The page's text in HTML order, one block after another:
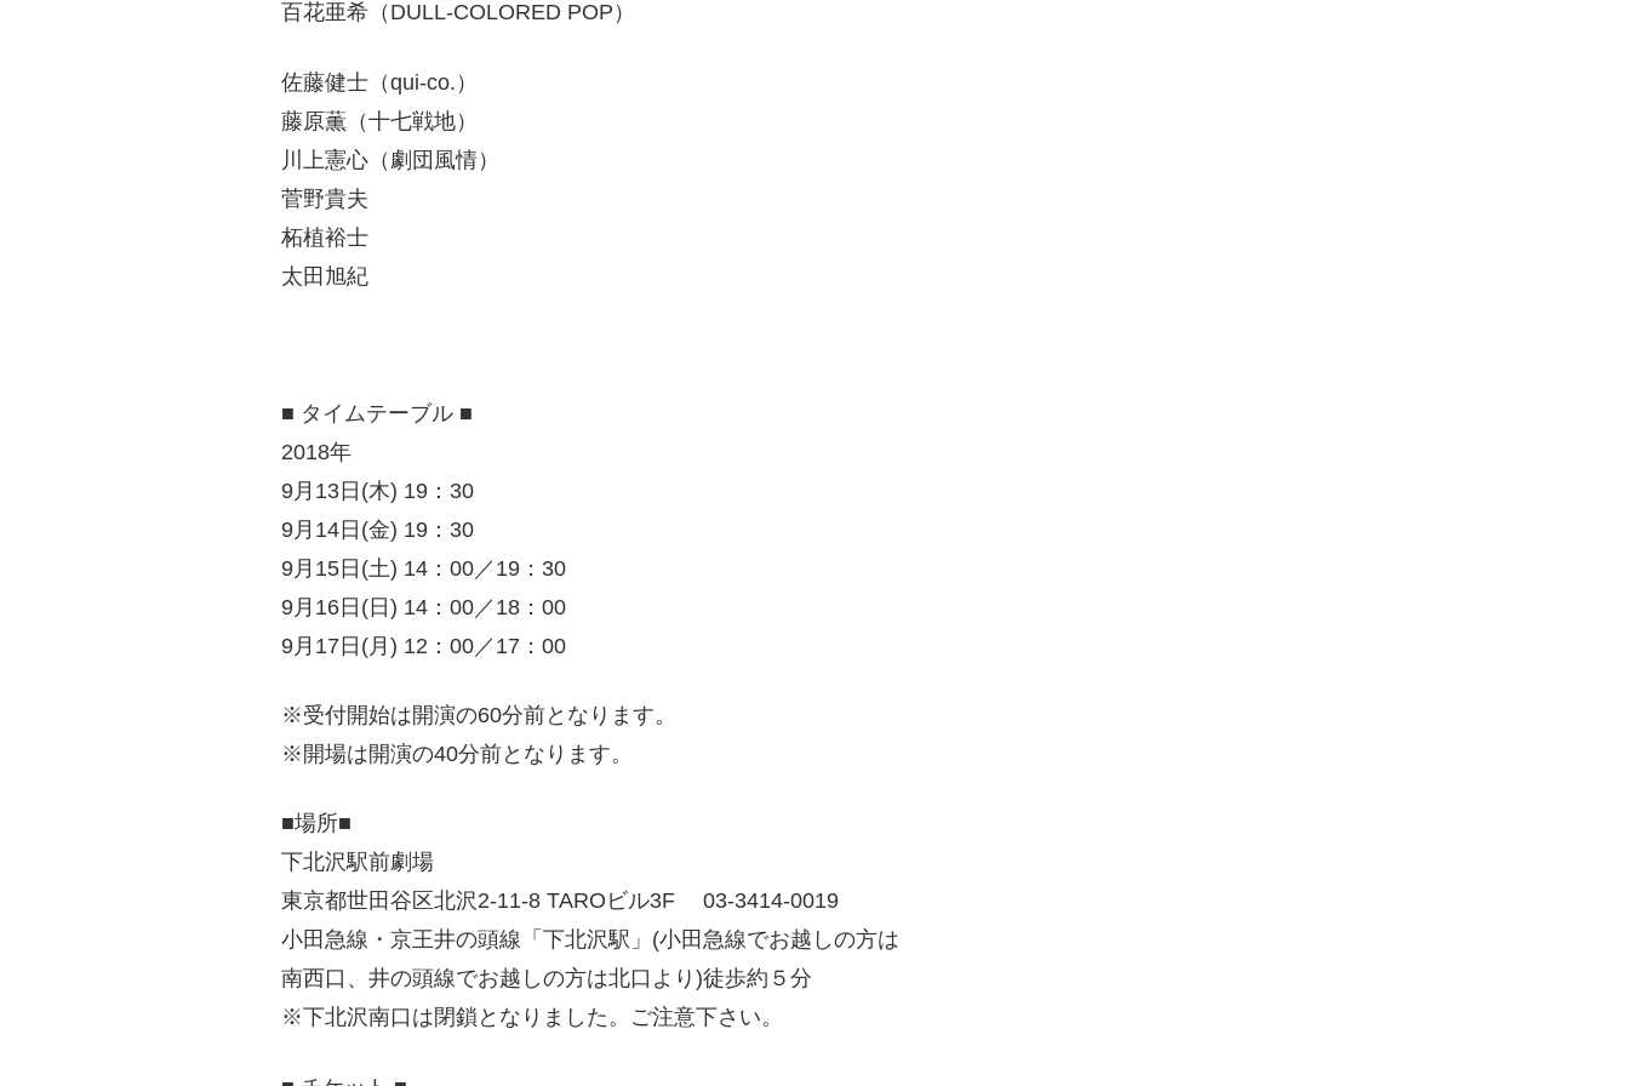
百花亜希（DULL-COLORED POP）
佐藤健士（qui-co.）
藤原薫（十七戦地）
川上憲心（劇団風情）
菅野貴夫
柘植裕士
太田旭紀
■ タイムテーブル ■
2018年
9月13日(木) 19：30
9月14日(金) 19：30
9月15日(土) 14：00／19：30
9月16日(日) 14：00／18：00
9月17日(月) 12：00／17：00
※受付開始は開演の60分前となります。
※開場は開演の40分前となります。
■場所■
下北沢駅前劇場
東京都世田谷区北沢2-11-8 TAROビル3F 03-3414-0019
小田急線・京王井の頭線「下北沢駅」(小田急線でお越しの方は
南西口、井の頭線でお越しの方は北口より)徒歩約５分
※下北沢南口は閉鎖となりました。ご注意下さい。